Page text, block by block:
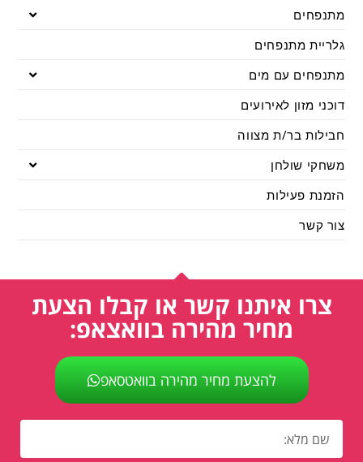
מתנפחים
גלריית מתנפחים
מתנפחים עם מים
דוכני מזון לאירועים
חבילות בר/ת מצווה
משחקי שולחן
הזמנת פעילות
צור קשר
צרו איתנו קשר או קבלו הצעת
מחיר מהירה בוואצאפ:
להצעת מחיר מהירה בוואטסאפ